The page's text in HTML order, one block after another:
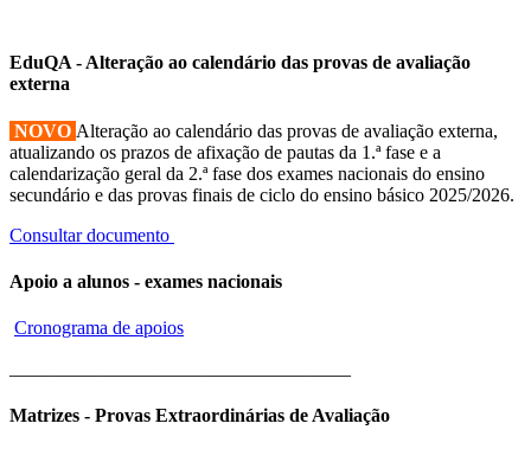
EduQA - Alteração ao calendário das provas de avaliação
externa
NOVO Alteração ao calendário das provas de avaliação externa,
atualizando os prazos de afixação de pautas da 1.ª fase e a
calendarização geral da 2.ª fase dos exames nacionais do ensino
secundário e das provas finais de ciclo do ensino básico 2025/2026.
Consultar documento
Apoio a alunos - exames nacionais
Cronograma de apoios
Matrizes - Provas Extraordinárias de Avaliação